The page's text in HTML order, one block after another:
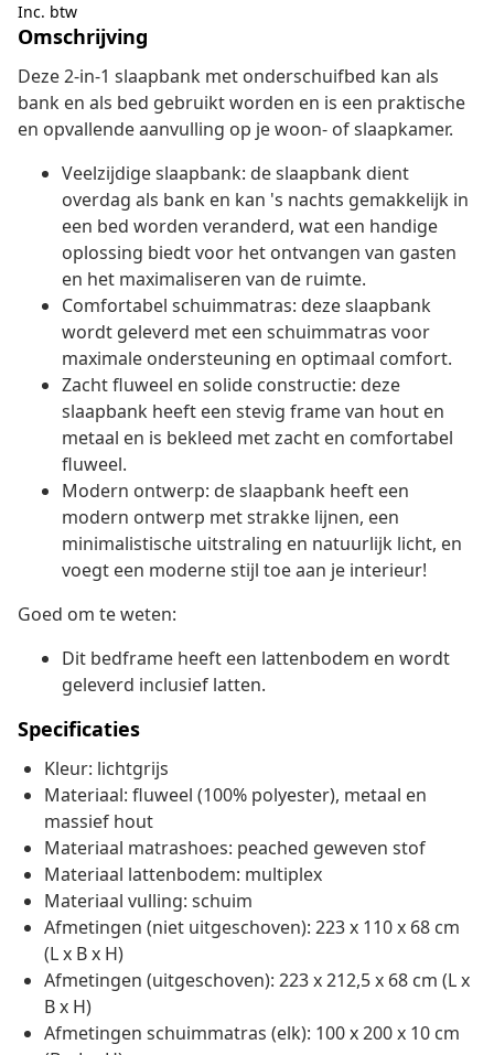
Inc. btw
Omschrijving
Deze 2-in-1 slaapbank met onderschuifbed kan als
bank en als bed gebruikt worden en is een praktische
en opvallende aanvulling op je woon- of slaapkamer.
Veelzijdige slaapbank: de slaapbank dient
overdag als bank en kan 's nachts gemakkelijk in
een bed worden veranderd, wat een handige
oplossing biedt voor het ontvangen van gasten
en het maximaliseren van de ruimte.
Comfortabel schuimmatras: deze slaapbank
wordt geleverd met een schuimmatras voor
maximale ondersteuning en optimaal comfort.
Zacht fluweel en solide constructie: deze
slaapbank heeft een stevig frame van hout en
metaal en is bekleed met zacht en comfortabel
fluweel.
Modern ontwerp: de slaapbank heeft een
modern ontwerp met strakke lijnen, een
minimalistische uitstraling en natuurlijk licht, en
voegt een moderne stijl toe aan je interieur!
Goed om te weten:
Dit bedframe heeft een lattenbodem en wordt
geleverd inclusief latten.
Specificaties
Kleur: lichtgrijs
Materiaal: fluweel (100% polyester), metaal en
massief hout
Materiaal matrashoes: peached geweven stof
Materiaal lattenbodem: multiplex
Materiaal vulling: schuim
Afmetingen (niet uitgeschoven): 223 x 110 x 68 cm
(L x B x H)
Afmetingen (uitgeschoven): 223 x 212,5 x 68 cm (L x
B x H)
Afmetingen schuimmatras (elk): 100 x 200 x 10 cm